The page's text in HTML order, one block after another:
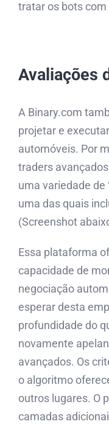
tratar os bots com
Avaliações
A Binary.com
projetar e
automóveis. Por
traders
uma variedade de
uma das quais
(Screenshot
Essa plataforma
capacidade de
negociação
esperar desta
profundidade do
novamente
avançados. Os
o algoritmo
outros lugares. O
camadas